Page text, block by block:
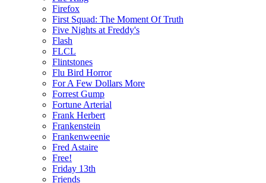
Firefox
First Squad: The Moment Of Truth
Five Nights at Freddy's
Flash
FLCL
Flintstones
Flu Bird Horror
For A Few Dollars More
Forrest Gump
Fortune Arterial
Frank Herbert
Frankenstein
Frankenweenie
Fred Astaire
Free!
Friday 13th
Friends